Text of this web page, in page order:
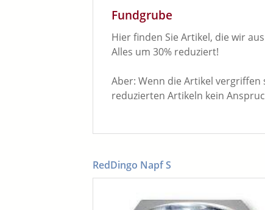
Fundgrube
Hier finden Sie Artikel, die wir
Alles um 30% reduziert!
Aber: Wenn die Artikel
reduzierten Artikeln kein
RedDingo Napf S